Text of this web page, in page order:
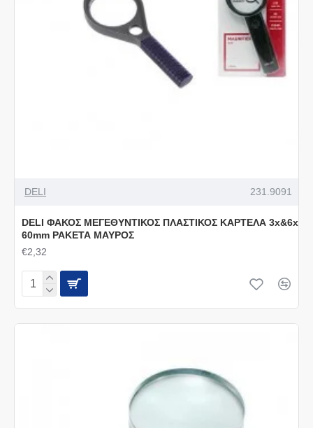
DELI 231.9091
DELI ΦΑΚΟΣ ΜΕΓΕΘΥΝΤΙΚΟΣ ΠΛΑΣΤΙΚΟΣ ΚΑΡΤΕΛΑ 3x&6x
60mm ΡΑΚΕΤΑ ΜΑΥΡΟΣ
€2,32